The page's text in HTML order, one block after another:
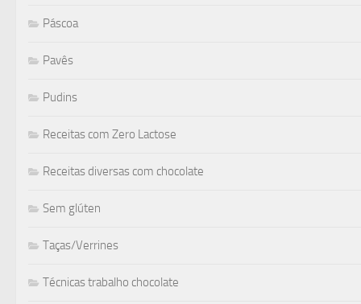
Páscoa
Pavês
Pudins
Receitas com Zero Lactose
Receitas diversas com chocolate
Sem glúten
Taças/Verrines
Técnicas trabalho chocolate